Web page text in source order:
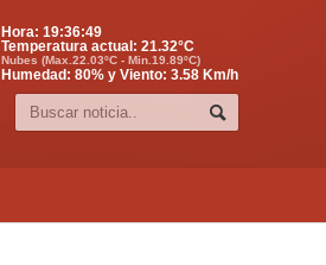
Hora: 19:36:50
Temperatura actual: 21.32°C
Nubes (Max.22.03ºC - Min.19.89ºC)
Humedad: 80% y Viento: 3.58 Km/h